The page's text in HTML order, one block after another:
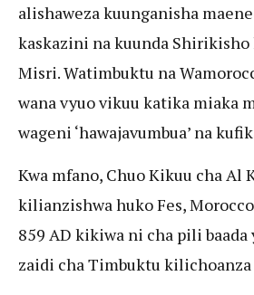
alishaweza kuunganisha
kaskazini na kuunda Shirikisho
Misri. Watimbuktu na
wana vyuo vikuu katika miaka
wageni ‘hawajavumbua’ na
Kwa mfano, Chuo Kikuu cha Al
kilianzishwa huko Fes,
859 AD kikiwa ni cha pili
zaidi cha Timbuktu kilichoanza